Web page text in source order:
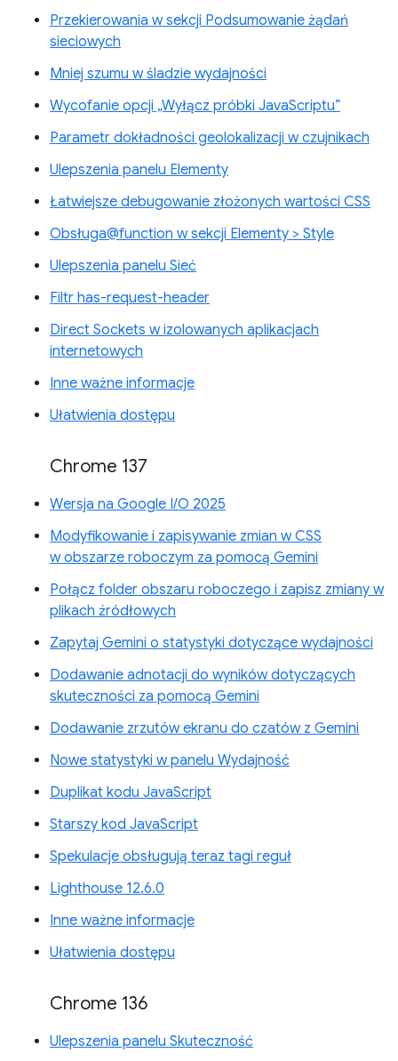
Przekierowania w sekcji Podsumowanie żądań
sieciowych
Mniej szumu w śladzie wydajności
Wycofanie opcji „Wyłącz próbki JavaScriptu”
Parametr dokładności geolokalizacji w czujnikach
Ulepszenia panelu Elementy
Łatwiejsze debugowanie złożonych wartości CSS
Obsługa@function w sekcji Elementy > Style
Ulepszenia panelu Sieć
Filtr has-request-header
Direct Sockets w izolowanych aplikacjach
internetowych
Inne ważne informacje
Ułatwienia dostępu
Chrome 137
Wersja na Google I/O 2025
Modyfikowanie i zapisywanie zmian w CSS
w obszarze roboczym za pomocą Gemini
Połącz folder obszaru roboczego i zapisz zmiany w
plikach źródłowych
Zapytaj Gemini o statystyki dotyczące wydajności
Dodawanie adnotacji do wyników dotyczących
skuteczności za pomocą Gemini
Dodawanie zrzutów ekranu do czatów z Gemini
Nowe statystyki w panelu Wydajność
Duplikat kodu JavaScript
Starszy kod JavaScript
Spekulacje obsługują teraz tagi reguł
Lighthouse 12.6.0
Inne ważne informacje
Ułatwienia dostępu
Chrome 136
Ulepszenia panelu Skuteczność